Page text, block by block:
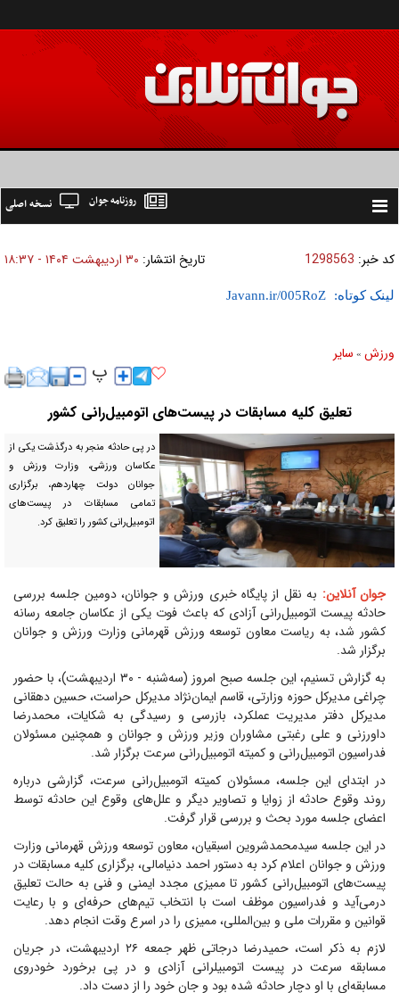
Toggle
نسخه اصلی روزنامه جوان
کد خبر: 1298563 تاریخ انتشار: ۳۰ ارديبهشت ۱۴۰۴ - ۱۸:۳۷
لینک کوتاه:
ورزش » ساير
تعلیق کلیه مسابقات در پیست‌های اتومبیل‌رانی کشور
در پی حادثه منجر به درگذشت یکی از
عکاسان ورزشی، وزارت ورزش و
جوانان دولت چهاردهم، برگزاری
تمامی مسابقات در پیست‌های
اتومبیل‌رانی کشور را تعلیق کرد.
جوان آنلاین: به نقل از پایگاه خبری ورزش و جوانان، دومین جلسه بررسی
حادثه پیست اتومبیل‌رانی آزادی که باعث فوت یکی از عکاسان جامعه رسانه
کشور شد، به ریاست معاون توسعه ورزش قهرمانی وزارت ورزش و جوانان
برگزار شد.
به گزارش تسنیم، این جلسه صبح امروز (سه‌شنبه - ۳۰ اردیبهشت)، با حضور
چراغی مدیرکل حوزه وزارتی، قاسم ایمان‌نژاد مدیرکل حراست، حسین دهقانی
مدیرکل دفتر مدیریت عملکرد، بازرسی و رسیدگی به شکایات، محمدرضا
داورزنی و علی رغبتی مشاوران وزیر ورزش و جوانان و همچنین مسئولان
فدراسیون اتومبیل‌رانی و کمیته اتومبیل‌رانی سرعت برگزار شد.
در ابتدای این جلسه، مسئولان کمیته اتومبیل‌رانی سرعت، گزارشی درباره
روند وقوع حادثه از زوایا و تصاویر دیگر و علل‌های وقوع این حادثه توسط
اعضای جلسه مورد بحث و بررسی قرار گرفت.
در این جلسه سیدمحمدشروین اسبقیان، معاون توسعه ورزش قهرمانی وزارت
ورزش و جوانان اعلام کرد به دستور احمد دنیامالی، برگزاری کلیه مسابقات در
پیست‌های اتومبیل‌رانی کشور تا ممیزی مجدد ایمنی و فنی به حالت تعلیق
درمی‌آید و فدراسیون موظف است با انتخاب تیم‌های حرفه‌ای و با رعایت
قوانین و مقررات ملی و بین‌المللی، ممیزی را در اسرع وقت انجام دهد.
لازم به ذکر است، حمیدرضا درجاتی ظهر جمعه ۲۶ اردیبهشت، در جریان
مسابقه سرعت در پیست اتومبیلرانی آزادی و در پی برخورد خودروی
مسابقه‌ای با او دچار حادثه شده بود و جان خود را از دست داد.